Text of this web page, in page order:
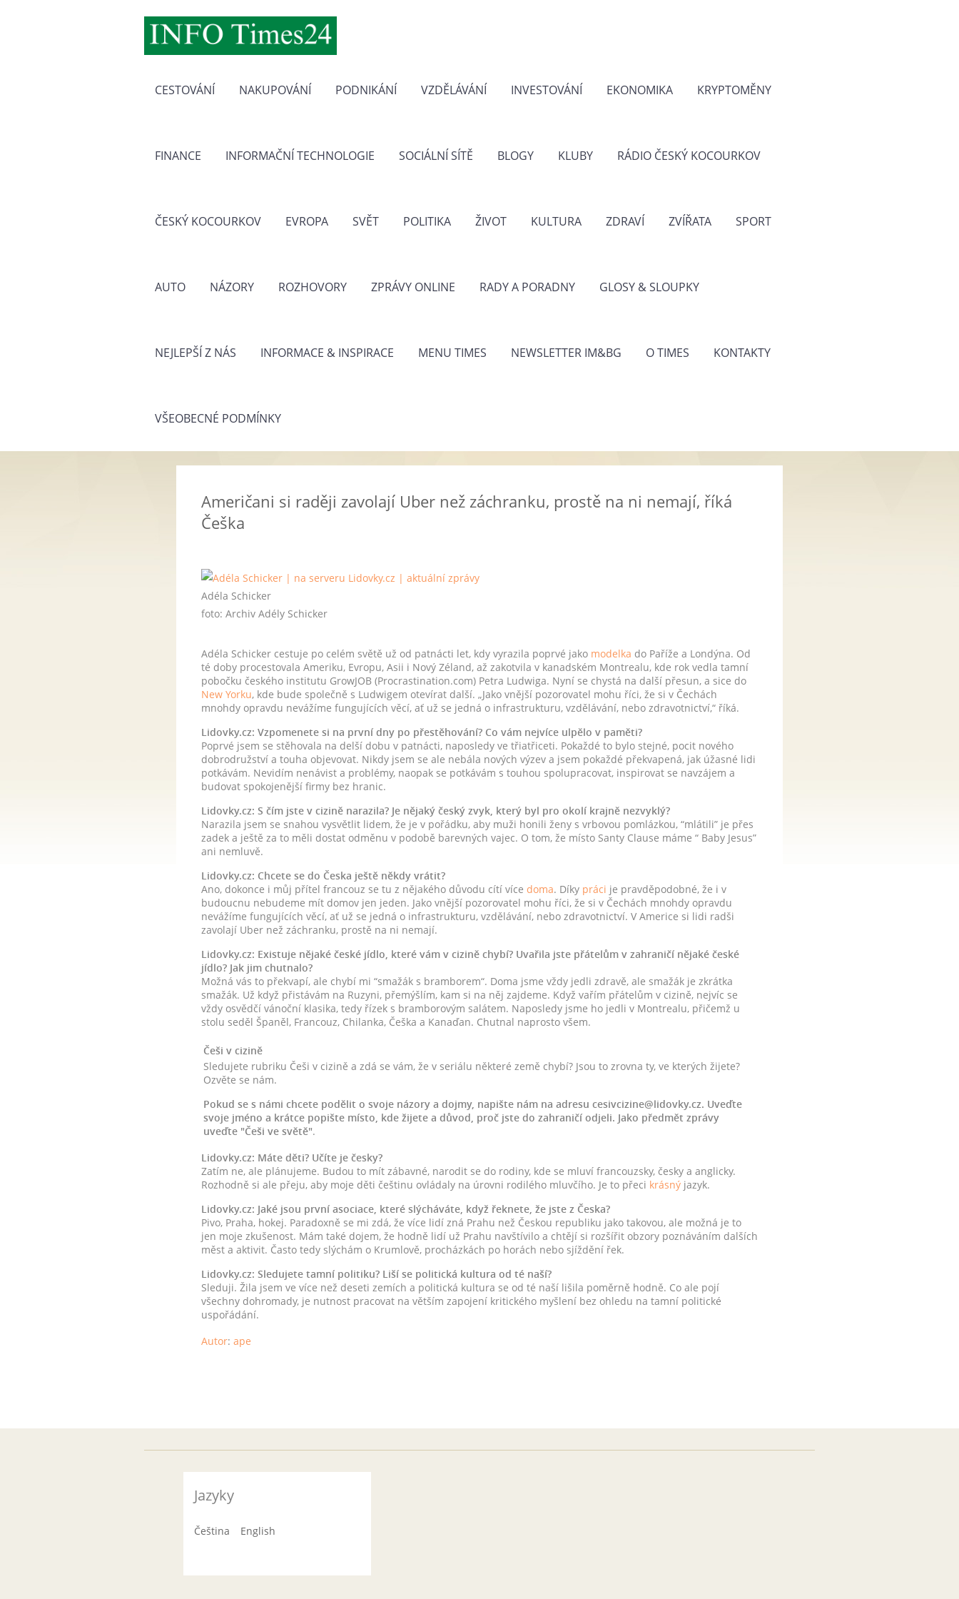
CESTOVÁNÍ NAKUPOVÁNÍ PODNIKÁNÍ VZDĚLÁVÁNÍ INVESTOVÁNÍ EKONOMIKA KRYPTOMĚNY
FINANCE INFORMAČNÍ TECHNOLOGIE SOCIÁLNÍ SÍTĚ BLOGY KLUBY RÁDIO ČESKÝ KOCOURKOV
ČESKÝ KOCOURKOV EVROPA SVĚT POLITIKA ŽIVOT KULTURA ZDRAVÍ ZVÍŘATA SPORT
AUTO NÁZORY ROZHOVORY ZPRÁVY ONLINE RADY A PORADNY GLOSY & SLOUPKY
NEJLEPŠÍ Z NÁS INFORMACE & INSPIRACE MENU TIMES NEWSLETTER IM&BG O TIMES KONTAKTY
VŠEOBECNÉ PODMÍNKY
Američani si raději zavolají Uber než záchranku, prostě na ni nemají, říká
Češka
Adéla Schicker
foto: Archiv Adély Schicker
Adéla Schicker cestuje po celém světě už od patnácti let, kdy vyrazila poprvé jako modelka do Paříže a Londýna. Od
té doby procestovala Ameriku, Evropu, Asii i Nový Zéland, až zakotvila v kanadském Montrealu, kde rok vedla tamní
pobočku českého institutu GrowJOB (Procrastination.com) Petra Ludwiga. Nyní se chystá na další přesun, a sice do
New Yorku, kde bude společně s Ludwigem otevírat další. „Jako vnější pozorovatel mohu říci, že si v Čechách
mnohdy opravdu nevážíme fungujících věcí, ať už se jedná o infrastrukturu, vzdělávání, nebo zdravotnictví,“ říká.
Lidovky.cz: Vzpomenete si na první dny po přestěhování? Co vám nejvíce ulpělo v paměti?
Poprvé jsem se stěhovala na delší dobu v patnácti, naposledy ve třiatřiceti. Pokaždé to bylo stejné, pocit nového
dobrodružství a touha objevovat. Nikdy jsem se ale nebála nových výzev a jsem pokaždé překvapená, jak úžasné lidi
potkávám. Nevidím nenávist a problémy, naopak se potkávám s touhou spolupracovat, inspirovat se navzájem a
budovat spokojenější firmy bez hranic.
Lidovky.cz: S čím jste v cizině narazila? Je nějaký český zvyk, který byl pro okolí krajně nezvyklý?
Narazila jsem se snahou vysvětlit lidem, že je v pořádku, aby muži honili ženy s vrbovou pomlázkou, “mlátili” je přes
zadek a ještě za to měli dostat odměnu v podobě barevných vajec. O tom, že místo Santy Clause máme “ Baby Jesus”
ani nemluvě.
Lidovky.cz: Chcete se do Česka ještě někdy vrátit?
Ano, dokonce i můj přítel francouz se tu z nějakého důvodu cítí více doma. Díky práci je pravděpodobné, že i v
budoucnu nebudeme mít domov jen jeden. Jako vnější pozorovatel mohu říci, že si v Čechách mnohdy opravdu
nevážíme fungujících věcí, ať už se jedná o infrastrukturu, vzdělávání, nebo zdravotnictví. V Americe si lidi radši
zavolají Uber než záchranku, prostě na ni nemají.
Lidovky.cz: Existuje nějaké české jídlo, které vám v cizině chybí? Uvařila jste přátelům v zahraničí nějaké české
jídlo? Jak jim chutnalo?
Možná vás to překvapí, ale chybí mi “smažák s bramborem“. Doma jsme vždy jedli zdravě, ale smažák je zkrátka
smažák. Už když přistávám na Ruzyni, přemýšlím, kam si na něj zajdeme. Když vařím přátelům v cizině, nejvíc se
vždy osvědčí vánoční klasika, tedy řízek s bramborovým salátem. Naposledy jsme ho jedli v Montrealu, přičemž u
stolu seděl Španěl, Francouz, Chilanka, Češka a Kanaďan. Chutnal naprosto všem.
Češi v cizině
Sledujete rubriku Češi v cizině a zdá se vám, že v seriálu některé země chybí? Jsou to zrovna ty, ve kterých žijete?
Ozvěte se nám.
Pokud se s námi chcete podělit o svoje názory a dojmy, napište nám na adresu cesivcizine@lidovky.cz. Uveďte
svoje jméno a krátce popište místo, kde žijete a důvod, proč jste do zahraničí odjeli. Jako předmět zprávy
uveďte "Češi ve světě".
Lidovky.cz: Máte děti? Učíte je česky?
Zatím ne, ale plánujeme. Budou to mít zábavné, narodit se do rodiny, kde se mluví francouzsky, česky a anglicky.
Rozhodně si ale přeju, aby moje děti češtinu ovládaly na úrovni rodilého mluvčího. Je to přeci krásný jazyk.
Lidovky.cz: Jaké jsou první asociace, které slýcháváte, když řeknete, že jste z Česka?
Pivo, Praha, hokej. Paradoxně se mi zdá, že více lidí zná Prahu než Českou republiku jako takovou, ale možná je to
jen moje zkušenost. Mám také dojem, že hodně lidí už Prahu navštívilo a chtějí si rozšířit obzory poznáváním dalších
měst a aktivit. Často tedy slýchám o Krumlově, procházkách po horách nebo sjíždění řek.
Lidovky.cz: Sledujete tamní politiku? Liší se politická kultura od té naší?
Sleduji. Žila jsem ve více než deseti zemích a politická kultura se od té naší lišila poměrně hodně. Co ale pojí
všechny dohromady, je nutnost pracovat na větším zapojení kritického myšlení bez ohledu na tamní politické
uspořádání.
Autor: ape
Jazyky
Čeština English